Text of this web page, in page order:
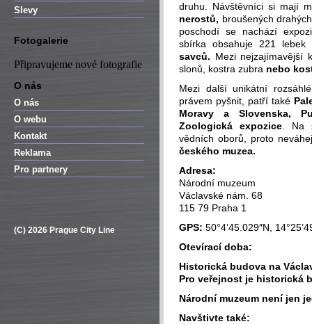
Slevy
Fotogalerie
Připravujeme nové fotografie
O nás
O nás
O webu
Kontakt
Reklama
Pro partnery
(C) 2026 Prague City Line
druhu. Návštěvníci si mají
nerostů, broušených
poschodí se nachází
sbírka obsahuje 221
savců. Mezi nejzajímavější
slonů, kostra zubra nebo
Mezi další unikátní
právem pyšnit, patří také
Moravy a Slovenska,
Zoologická expozice. Na
vědních oborů, proto
českého muzea.
Adresa:
Národní muzeum
Václavské nám. 68
115 79 Praha 1
GPS: 50°4’45.029″N,
Otevírací doba:
Historická budova na
Pro veřejnost je historická
Národní muzeum není jen
Navštivte také: